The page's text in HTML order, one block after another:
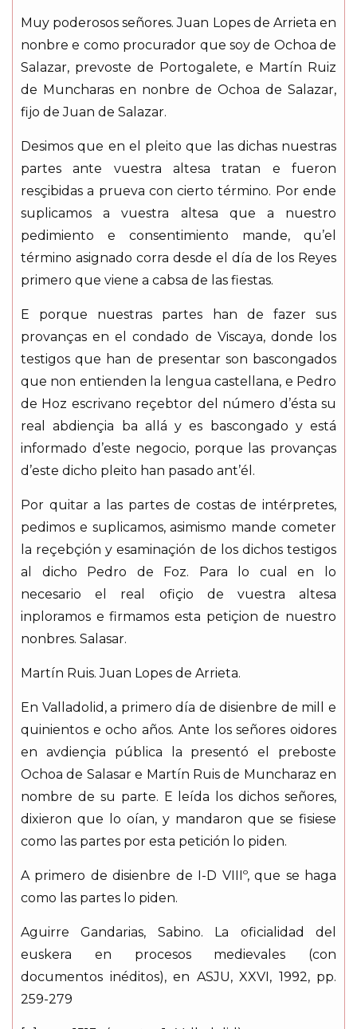
Muy poderosos señores. Juan Lopes de Arrieta en
nonbre e como procurador que soy de Ochoa de
Salazar, prevoste de Portogalete, e Martín Ruiz
de Muncharas en nonbre de Ochoa de Salazar,
fijo de Juan de Salazar.
Desimos que en el pleito que las dichas nuestras
partes ante vuestra altesa tratan e fueron
resçibidas a prueva con cierto término. Por ende
suplicamos a vuestra altesa que a nuestro
pedimiento e consentimiento mande, qu’el
término asignado corra desde el día de los Reyes
primero que viene a cabsa de las fiestas.
E porque nuestras partes han de fazer sus
provanças en el condado de Viscaya, donde los
testigos que han de presentar son bascongados
que non entienden la lengua castellana, e Pedro
de Hoz escrivano reçebtor del número d’ésta su
real abdiençia ba allá y es bascongado y está
informado d’este negocio, porque las provanças
d’este dicho pleito han pasado ant’él.
Por quitar a las partes de costas de intérpretes,
pedimos e suplicamos, asimismo mande cometer
la reçebçión y esaminaçión de los dichos testigos
al dicho Pedro de Foz. Para lo cual en lo
necesario el real ofiçio de vuestra altesa
inploramos e firmamos esta petiçion de nuestro
nonbres. Salasar.
Martín Ruis. Juan Lopes de Arrieta.
En Valladolid, a primero día de disienbre de mill e
quinientos e ocho años. Ante los señores oidores
en avdiençia pública la presentó el preboste
Ochoa de Salasar e Martín Ruis de Muncharaz en
nombre de su parte. E leída los dichos señores,
dixieron que lo oían, y mandaron que se fisiese
como las partes por esta petición lo piden.
A primero de disienbre de I-D VIIIº, que se haga
como las partes lo piden.
Aguirre Gandarias, Sabino. La oficialidad del
euskera en procesos medievales (con
documentos inéditos), en ASJU, XXVI, 1992, pp.
259-279